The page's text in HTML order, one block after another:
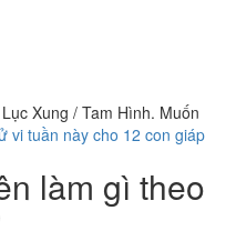
Xung / Tam Hình. Muốn
vi tuần này cho 12 con giáp
làm gì theo